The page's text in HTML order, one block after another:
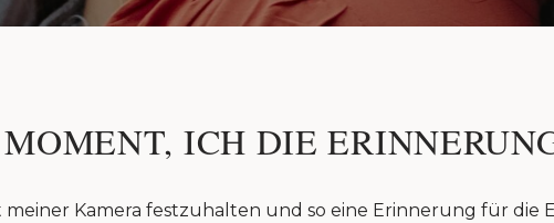
ICH DIE
meiner Kamera festzuhalten und so eine Erinnerung für die